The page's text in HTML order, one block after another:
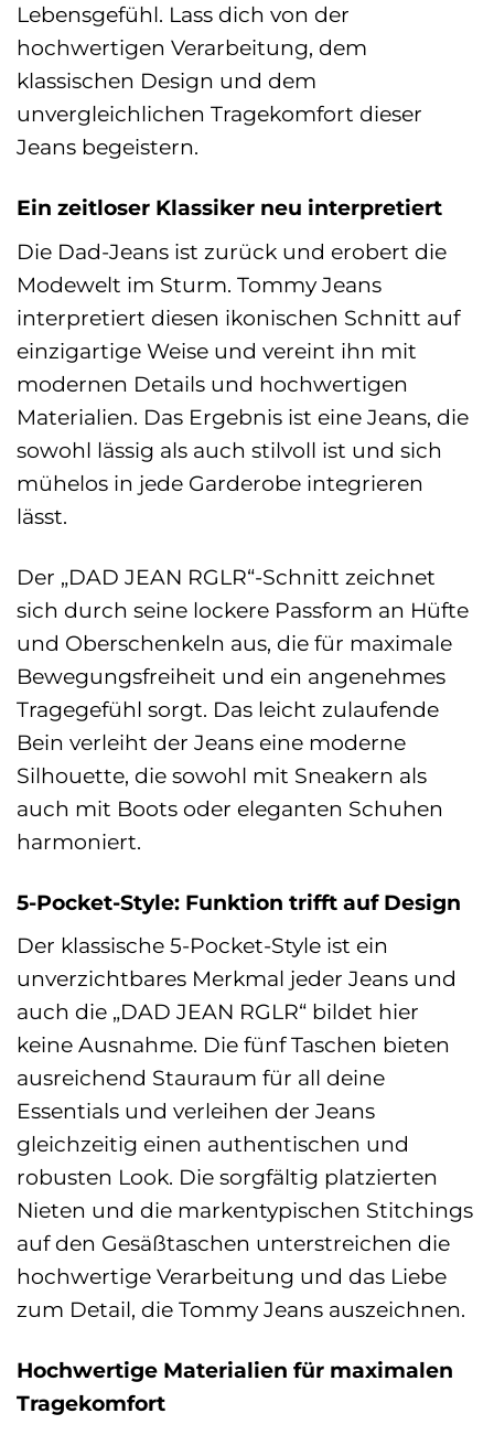
Lebensgefühl. Lass dich von der
hochwertigen Verarbeitung, dem
klassischen Design und dem
unvergleichlichen Tragekomfort dieser
Jeans begeistern.
Ein zeitloser Klassiker neu interpretiert
Die Dad-Jeans ist zurück und erobert die
Modewelt im Sturm. Tommy Jeans
interpretiert diesen ikonischen Schnitt auf
einzigartige Weise und vereint ihn mit
modernen Details und hochwertigen
Materialien. Das Ergebnis ist eine Jeans, die
sowohl lässig als auch stilvoll ist und sich
mühelos in jede Garderobe integrieren
lässt.
Der „DAD JEAN RGLR“-Schnitt zeichnet
sich durch seine lockere Passform an Hüfte
und Oberschenkeln aus, die für maximale
Bewegungsfreiheit und ein angenehmes
Tragegefühl sorgt. Das leicht zulaufende
Bein verleiht der Jeans eine moderne
Silhouette, die sowohl mit Sneakern als
auch mit Boots oder eleganten Schuhen
harmoniert.
5-Pocket-Style: Funktion trifft auf Design
Der klassische 5-Pocket-Style ist ein
unverzichtbares Merkmal jeder Jeans und
auch die „DAD JEAN RGLR“ bildet hier
keine Ausnahme. Die fünf Taschen bieten
ausreichend Stauraum für all deine
Essentials und verleihen der Jeans
gleichzeitig einen authentischen und
robusten Look. Die sorgfältig platzierten
Nieten und die markentypischen Stitchings
auf den Gesäßtaschen unterstreichen die
hochwertige Verarbeitung und das Liebe
zum Detail, die Tommy Jeans auszeichnen.
Hochwertige Materialien für maximalen
Tragekomfort